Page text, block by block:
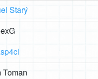
Starý
Toman